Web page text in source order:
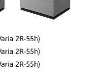
2R-55h)
2R-55h)
2R-55h)